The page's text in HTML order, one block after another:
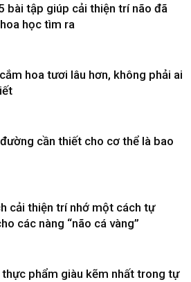
bài tập giúp cải thiện trí não đã
học tìm ra
hoa tươi lâu hơn, không phải ai
cần thiết cho cơ thể là bao
cải thiện trí nhớ một cách tự
các nàng “não cá vàng”
phẩm giàu kẽm nhất trong tự